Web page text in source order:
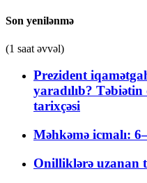
Son yenilənmə
(1 saat əvvəl)
Prezident
yaradılıb?
tarixçəsi
Məhkəmə icmalı:
Onilliklərə uzanan